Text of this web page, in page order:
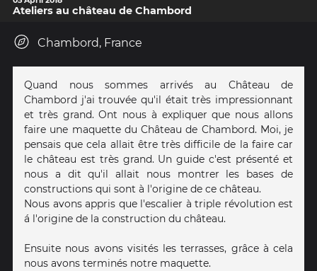
Ateliers au château de Chambord
Chambord, France
Quand nous sommes arrivés au Château de
Chambord j'ai trouvée qu'il était très impressionnant
et très grand. Ont nous à expliquer que nous allons
faire une maquette du Château de Chambord. Moi, je
pensais que cela allait être très difficile de la faire car
le château est très grand. Un guide c'est présenté et
nous a dit qu'il allait nous montrer les bases de
constructions qui sont à l'origine de ce château.
Nous avons appris que l'escalier à triple révolution est
á l'origine de la construction du château.
Ensuite nous avons visités les terrasses, grâce à cela
nous avons terminés notre maquette.